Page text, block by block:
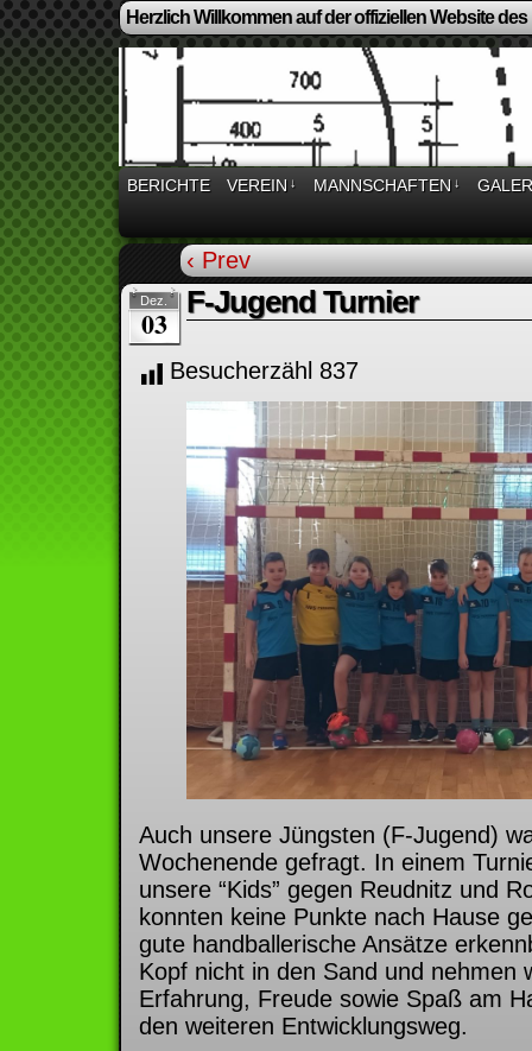
Herzlich Willkommen auf der offiziellen Website
BERICHTE VEREIN ↓ MANNSCHAFTEN ↓
‹ Prev
Dez.
03
F-Jugend Turnier
Besucherzähl 837
Auch unsere Jüngsten (F-Jugend)
Wochenende gefragt. In einem
unsere “Kids” gegen Reudnitz und
konnten keine Punkte nach Hause
gute handballerische Ansätze
Kopf nicht in den Sand und nehmen
Erfahrung, Freude sowie Spaß am
den weiteren Entwicklungsweg.